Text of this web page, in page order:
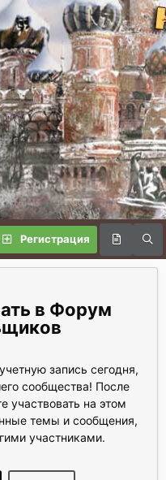
Регистрация
Форум
запись сегодня,
сообщества! После
участвовать на этом
темы и сообщения,
участниками.